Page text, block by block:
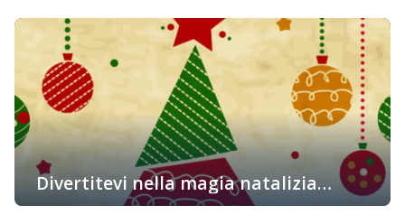
riguarda la prossima vacanza che pianificherete. Vi
consigliamo sempre l’isola di Krk e tutte le sue città
magiche, questa volta però vi invitiamo particolarmente a
Malinska, perché siamo sicuri che vi offrirà una vacanza o
un breve weekend senza pensieri, rilassante e divertente.
Perché scegliere […]
Divertitevi nella magia natalizia
vicino al mare